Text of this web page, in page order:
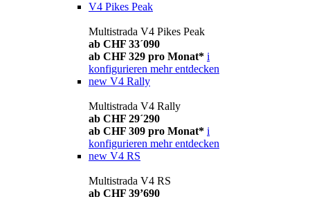
V4 Pikes Peak
Multistrada V4 Pikes Peak
ab CHF 33´090
ab CHF 329 pro Monat* i
konfigurieren mehr entdecken
new V4 Rally
Multistrada V4 Rally
ab CHF 29´290
ab CHF 309 pro Monat* i
konfigurieren mehr entdecken
new V4 RS
Multistrada V4 RS
ab CHF 39’690